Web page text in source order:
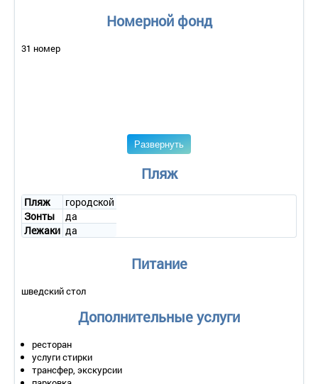
Номерной фонд
31 номер
Развернуть
Пляж
Пляж
городской
Зонты
да
Лежаки да
Питание
шведский стол
Дополнительные услуги
ресторан
услуги стирки
трансфер, экскурсии